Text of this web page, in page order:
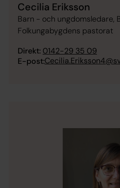
Cecilia Eriksson
Barn - och ungdomsledare,
Folkungabygdens pastorat
Direkt: 0142-29 35 09
E-post: